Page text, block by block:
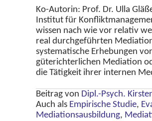
Ko-Autorin: Prof. Dr. Ulla
Institut für
wissen nach wie vor relativ
real durchgeführten
systematische Erhebungen
güterichterlichen Mediation
die Tätigkeit ihrer internen
Beitrag von Dipl.-Psych.
Auch als Empirische Studie,
Mediationsausbildung,